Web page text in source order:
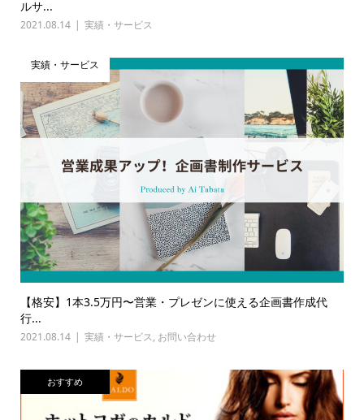
ルサ...
2021.08.14 実績・サービス
実績・サービス
【格安】1本3.5万円〜営業・プレゼンに使える企画書作成代
行...
2021.08.14 実績・サービス, お問い合わせ
おすすめ